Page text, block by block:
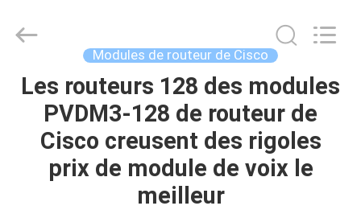
MAISON
Equipment
Reserved.
Modules de routeur de Cisco
Les routeurs 128 des modules
PVDM3-128 de routeur de
Cisco creusent des rigoles
prix de module de voix le
meilleur